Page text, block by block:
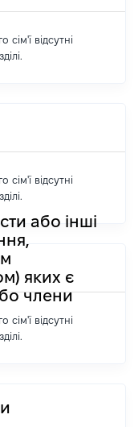
відсутні
відсутні
або інші
яких є
члени
відсутні